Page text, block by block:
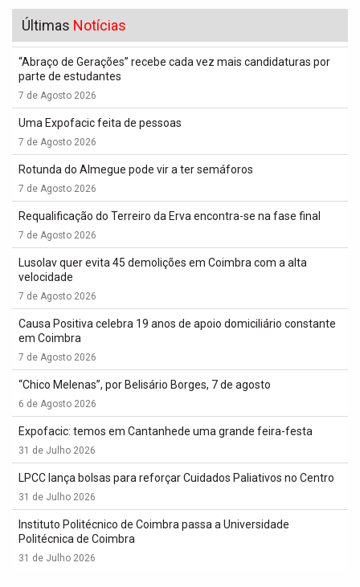
Últimas Notícias
“Abraço de Gerações” recebe cada vez mais candidaturas por
parte de estudantes
7 de Agosto 2026
Uma Expofacic feita de pessoas
7 de Agosto 2026
Rotunda do Almegue pode vir a ter semáforos
7 de Agosto 2026
Requalificação do Terreiro da Erva encontra-se na fase final
7 de Agosto 2026
Lusolav quer evita 45 demolições em Coimbra com a alta
velocidade
7 de Agosto 2026
Causa Positiva celebra 19 anos de apoio domiciliário constante
em Coimbra
7 de Agosto 2026
“Chico Melenas”, por Belisário Borges, 7 de agosto
6 de Agosto 2026
Expofacic: temos em Cantanhede uma grande feira-festa
31 de Julho 2026
LPCC lança bolsas para reforçar Cuidados Paliativos no Centro
31 de Julho 2026
Instituto Politécnico de Coimbra passa a Universidade
Politécnica de Coimbra
31 de Julho 2026